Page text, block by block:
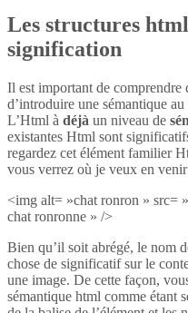
Les structures
signification
Il est important de comprendre
d’introduire une sémantique
L’Html à déjà un niveau de
existantes Html sont
regardez cet élément familier
vous verrez où je veux en
<img alt= »chat ronron » src=
chat ronronne » />
Bien qu’il soit abrégé, le nom
chose de significatif sur le
une image. De cette façon,
sémantique html comme étant